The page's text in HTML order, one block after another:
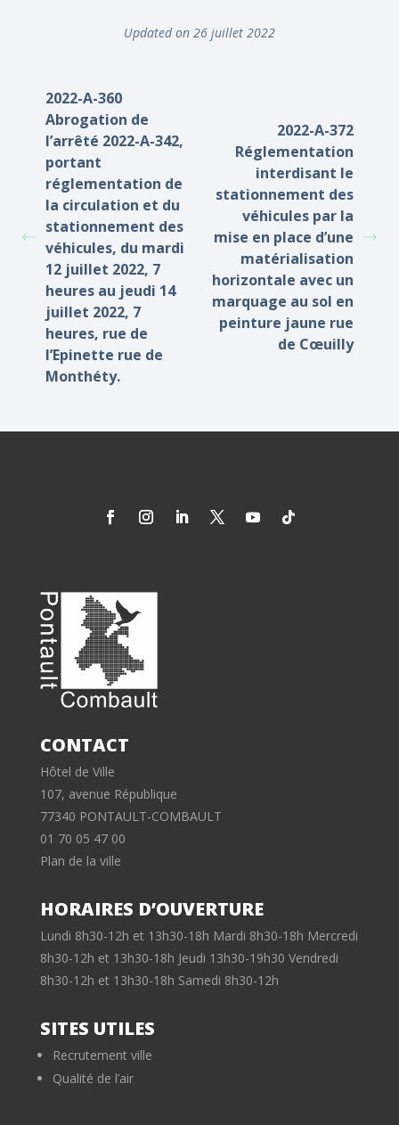
Updated on 26 juillet 2022
2022-A-360
Abrogation de
l’arrêté 2022-A-342,
portant
réglementation de
la circulation et du
stationnement des
véhicules, du mardi
12 juillet 2022, 7
heures au jeudi 14
juillet 2022, 7
heures, rue de
l’Epinette rue de
Monthéty.
2022-A-372
Réglementation
interdisant le
stationnement des
véhicules par la
mise en place d’une
matérialisation
horizontale avec un
marquage au sol en
peinture jaune rue
de Cœuilly
CONTACT
Hôtel de Ville
107, avenue République
77340 PONTAULT-COMBAULT
01 70 05 47 00
Plan de la ville
HORAIRES D’OUVERTURE
Lundi 8h30-12h et 13h30-18h Mardi 8h30-18h Mercredi
8h30-12h et 13h30-18h Jeudi 13h30-19h30 Vendredi
8h30-12h et 13h30-18h Samedi 8h30-12h
SITES UTILES
Recrutement ville
Qualité de l’air